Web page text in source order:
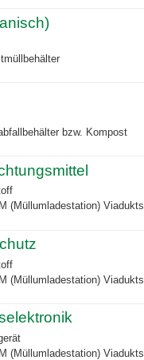
bzw. Kompost
(Müllumladestation)
(Müllumladestation)
(Müllumladestation)